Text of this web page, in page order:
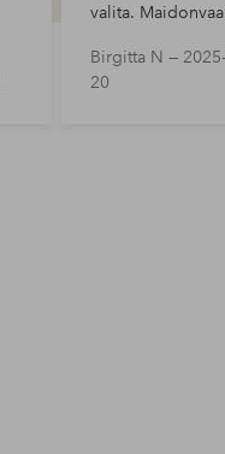
valita.
tyytyväinen.
Birgitta N —
20